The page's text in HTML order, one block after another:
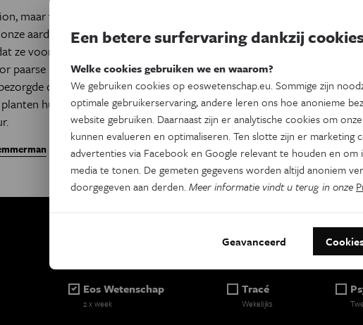
maar volgens
aarde er ooit
ze voornamelijk
paarse micro-
competitie
hun groene
Kies je nieuwsbrief
Eos Wetenschap
2 x week
Tracé
Wekelijks
Een betere surfervaring dankzij
Welke cookies gebruiken we en waarom?
We gebruiken cookies op eoswetenschap.eu. Sommige zijn
optimale gebruikerservaring, andere leren ons hoe anonieme
website gebruiken. Daarnaast zijn er analytische cookies om
kunnen evalueren en optimaliseren. Ten slotte zijn er marketing
advertenties via Facebook en Google relevant te houden en om
media te tonen. De gemeten gegevens worden altijd anoniem
doorgegeven aan derden.Meer informatie vindt u terug in onze
Geavanceerd